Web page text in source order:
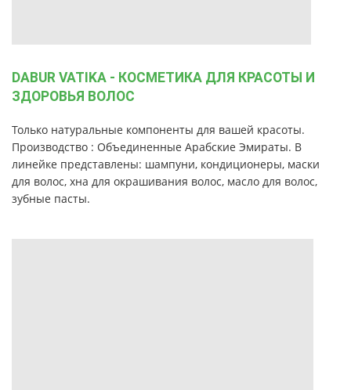
DABUR VATIKA - КОСМЕТИКА ДЛЯ КРАСОТЫ И
ЗДОРОВЬЯ ВОЛОС
Только натуральные компоненты для вашей красоты.
Производство : Объединенные Арабские Эмираты. В
линейке представлены: шампуни, кондиционеры, маски
для волос, хна для окрашивания волос, масло для волос,
зубные пасты.